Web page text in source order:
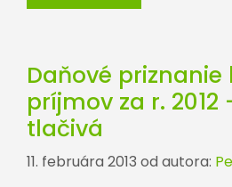
Daňové priznanie
príjmov za r. 2012
tlačivá
11. februára 2013 od autora: